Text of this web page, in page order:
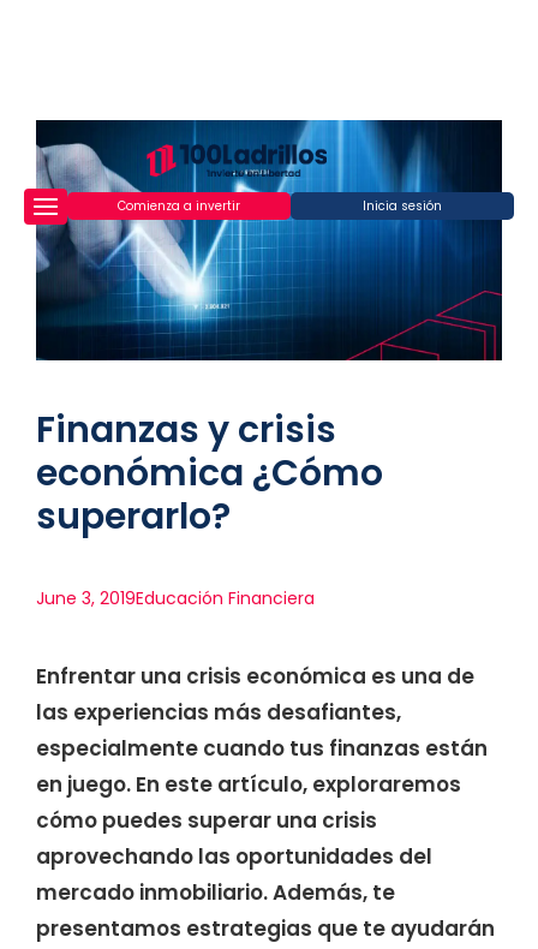
Comienza a invertir Inicia sesión
Finanzas y crisis
económica ¿Cómo
superarlo?
June 3, 2019Educación Financiera
Enfrentar una crisis económica es una de
las experiencias más desafiantes,
especialmente cuando tus finanzas están
en juego. En este artículo, exploraremos
cómo puedes superar una crisis
aprovechando las oportunidades del
mercado inmobiliario. Además, te
presentamos estrategias que te ayudarán